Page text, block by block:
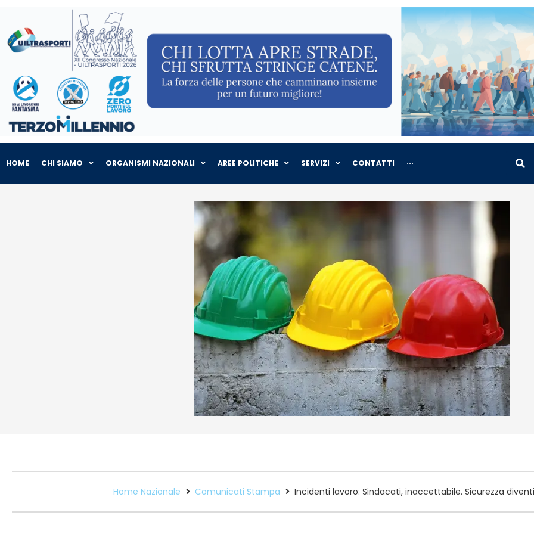
HOME CHI SIAMO ORGANISMI NAZIONALI AREE POLITICHE SERVIZI CONTATTI ···
Home Nazionale Comunicati Stampa Incidenti lavoro: Sindacati, inaccettabile. Sicurezza